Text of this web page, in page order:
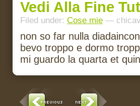
Vedi Alla Fine
Filed under: Cose mie —
non so far nulla
bevo troppo e dormo
mi guardo la quarta et